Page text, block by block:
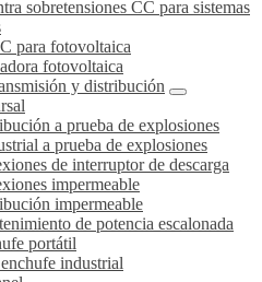
sobretensiones CC para sistemas
para fotovoltaica
fotovoltaica
y distribución
a prueba de explosiones
a prueba de explosiones
de interruptor de descarga
impermeable
impermeable
de potencia escalonada
portátil
industrial